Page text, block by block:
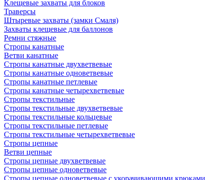
Клещевые захваты для блоков
Траверсы
Штыревые захваты (замки Смаля)
Захваты клещевые для баллонов
Ремни стяжные
Стропы канатные
Ветви канатные
Стропы канатные двухветвевые
Стропы канатные одноветвевые
Стропы канатные петлевые
Стропы канатные четырехветвевые
Стропы текстильные
Стропы текстильные двухветвевые
Стропы текстильные кольцевые
Стропы текстильные петлевые
Стропы текстильные четырехветвевые
Стропы цепные
Ветви цепные
Стропы цепные двухветвевые
Стропы цепные одноветвевые
Стропы цепные одноветвевые с укорачивающими крюками